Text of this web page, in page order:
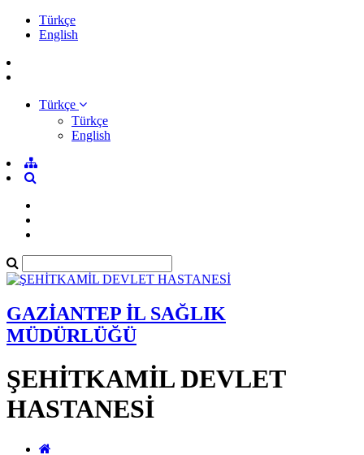
Türkçe
English
Türkçe
Türkçe
English
GAZİANTEP İL SAĞLIK
MÜDÜRLÜĞÜ
ŞEHİTKAMİL DEVLET
HASTANESİ